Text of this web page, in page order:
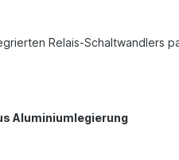
Relais-Schaltwandlers
Aluminiumlegierung